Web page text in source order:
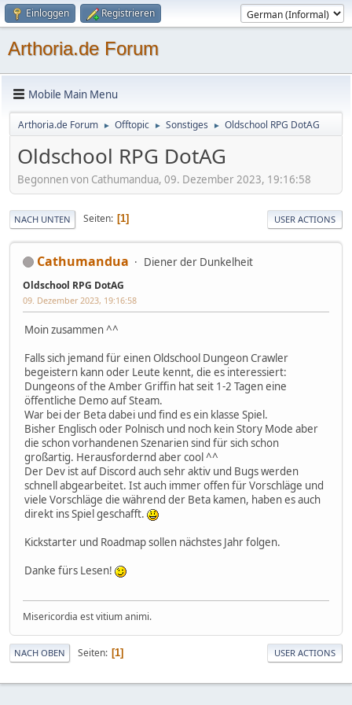
Einloggen Registrieren
Arthoria.de Forum
Mobile Main Menu
Arthoria.de Forum ► Offtopic ► Sonstiges ► Oldschool RPG DotAG
Oldschool RPG DotAG
Begonnen von Cathumandua, 09. Dezember 2023, 19:16:58
NACH UNTEN Seiten 1 USER ACTIONS
Cathumandua Diener der Dunkelheit
Oldschool RPG DotAG
09. Dezember 2023, 19:16:58
Moin zusammen ^^
Falls sich jemand für einen Oldschool Dungeon Crawler
begeistern kann oder Leute kennt, die es interessiert:
Dungeons of the Amber Griffin hat seit 1-2 Tagen eine
öffentliche Demo auf Steam.
War bei der Beta dabei und find es ein klasse Spiel.
Bisher Englisch oder Polnisch und noch kein Story Mode aber
die schon vorhandenen Szenarien sind für sich schon
großartig. Herausfordernd aber cool ^^
Der Dev ist auf Discord auch sehr aktiv und Bugs werden
schnell abgearbeitet. Ist auch immer offen für Vorschläge und
viele Vorschläge die während der Beta kamen, haben es auch
direkt ins Spiel geschafft.
Kickstarter und Roadmap sollen nächstes Jahr folgen.
Danke fürs Lesen!
Misericordia est vitium animi.
NACH OBEN Seiten 1 USER ACTIONS